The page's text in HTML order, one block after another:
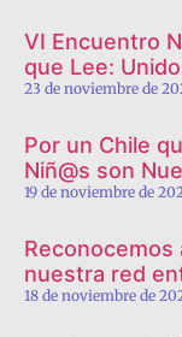
VI Encuentro
que Lee:
23 de noviembre de
Por un Chile
Niñ@s son
19 de noviembre de
Reconocemos
nuestra red
18 de noviembre de